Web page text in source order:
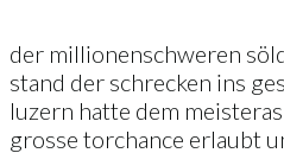
der millionenschweren
stand der schrecken ins
luzern hatte dem
grosse torchance erlaubt